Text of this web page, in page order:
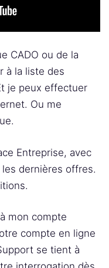
CADO ou de la
à la liste des
je peux effectuer
Ou me
Entreprise, avec
dernières offres.
mon compte
compte en ligne
se tient à